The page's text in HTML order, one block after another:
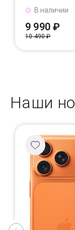
В наличии
9 990 ₽
10 490 ₽
Наши